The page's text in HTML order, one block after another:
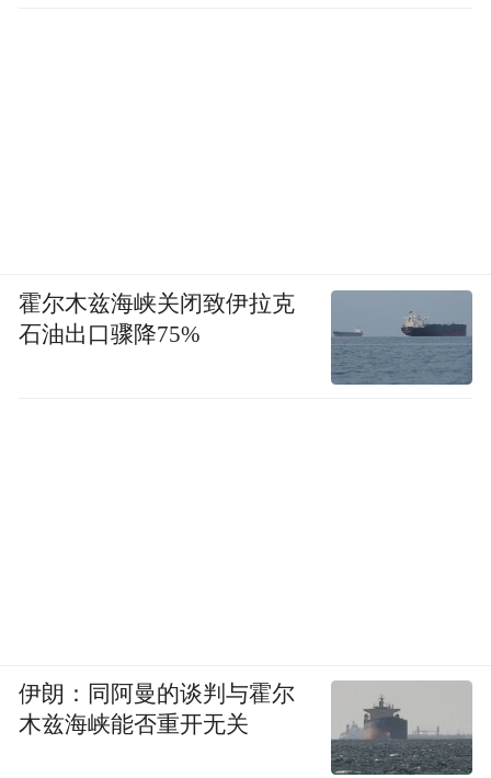
霍尔木兹海峡关闭致伊拉克
石油出口骤降75%
伊朗：同阿曼的谈判与霍尔
木兹海峡能否重开无关